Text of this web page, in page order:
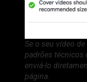
Se o seu vídeo
padrões técnicos
enviá-lo
página.